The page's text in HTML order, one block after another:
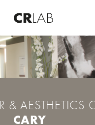
& AESTHETICS
CARY